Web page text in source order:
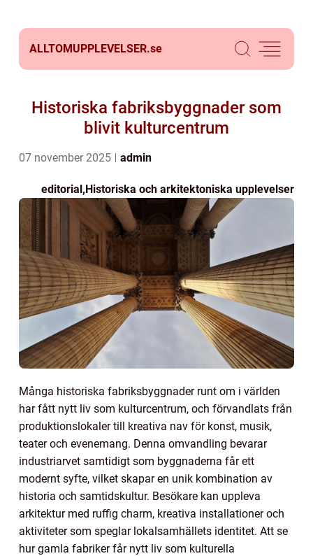
ALLTOMUPPLEVELSER.se
Historiska fabriksbyggnader som
blivit kulturcentrum
07 november 2025 admin
editorial,Historiska och arkitektoniska upplevelser
Många historiska fabriksbyggnader runt om i världen
har fått nytt liv som kulturcentrum, och förvandlats från
produktionslokaler till kreativa nav för konst, musik,
teater och evenemang. Denna omvandling bevarar
industriarvet samtidigt som byggnaderna får ett
modernt syfte, vilket skapar en unik kombination av
historia och samtidskultur. Besökare kan uppleva
arkitektur med ruffig charm, kreativa installationer och
aktiviteter som speglar lokalsamhällets identitet. Att se
hur gamla fabriker får nytt liv som kulturella